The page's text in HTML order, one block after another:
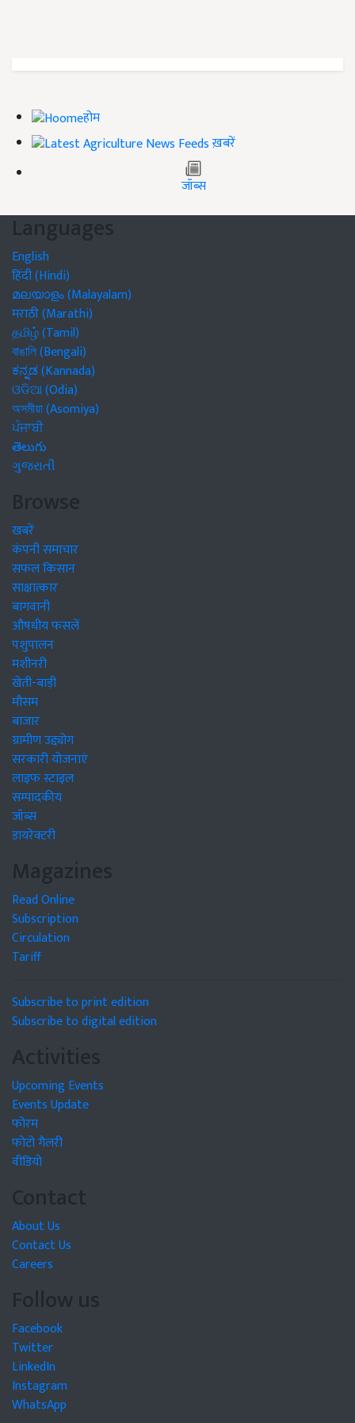
होम
ख़बरें
जॉब्स
Languages
English
हिंदी (Hindi)
മലയാളം (Malayalam)
मराठी (Marathi)
தமிழ் (Tamil)
বাঙালি (Bengali)
ಕನ್ನಡ (Kannada)
ଓଡିଆ (Odia)
অসমীয়া (Asomiya)
ਪੰਜਾਬੀ
తెలుగు
ગુજરાતી
Browse
खबरें
कंपनी समाचार
सफल किसान
साक्षात्कार
बागवानी
औषधीय फसलें
पशुपालन
मशीनरी
खेती-बाड़ी
मौसम
बाजार
ग्रामीण उद्द्योग
सरकारी योजनाएं
लाइफ स्टाइल
सम्पादकीय
जॉब्स
डायरेक्टरी
Magazines
Read Online
Subscription
Circulation
Tariff
Subscribe to print edition
Subscribe to digital edition
Activities
Upcoming Events
Events Update
फोरम
फोटो गैलरी
वीडियो
Contact
About Us
Contact Us
Careers
Follow us
Facebook
Twitter
LinkedIn
Instagram
WhatsApp